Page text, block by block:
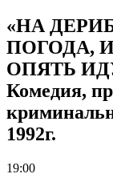
«НА
ПОГОДА,
ОПЯТЬ
Комедия,
1992г.
19:00